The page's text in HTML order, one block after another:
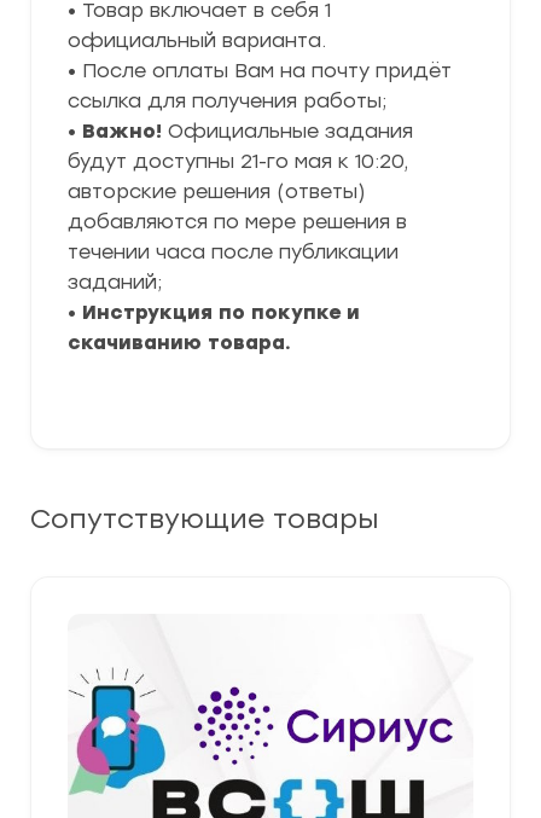
• Товар включает в себя 1
официальный варианта.
• После оплаты Вам на почту придёт
ссылка для получения работы;
• Важно! Официальные задания
будут доступны 21-го мая к 10:20,
авторские решения (ответы)
добавляются по мере решения в
течении часа после публикации
заданий;
• Инструкция по покупке и
скачиванию товара.
Сопутствующие товары